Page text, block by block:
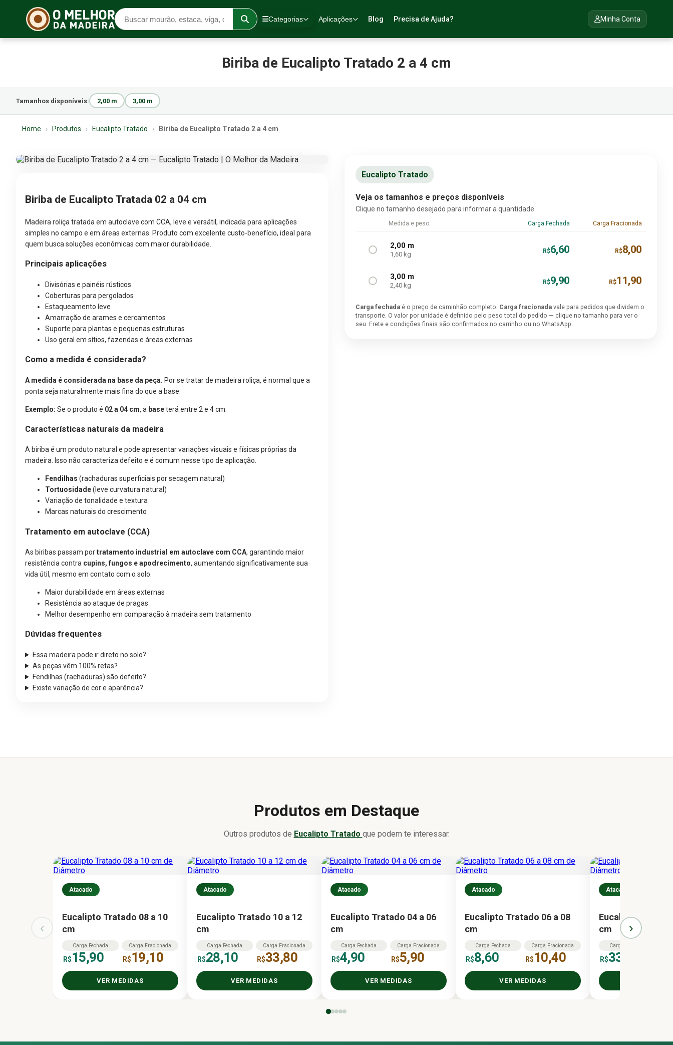
Categorias Aplicações Blog Precisa de Ajuda? Minha Conta
Biriba de Eucalipto Tratado 2 a 4 cm
Tamanhos disponíveis: 2,00 m 3,00 m
Home › Produtos › Eucalipto Tratado › Biriba de Eucalipto Tratado 2 a 4 cm
Biriba de Eucalipto Tratada 02 a 04 cm
Madeira roliça tratada em autoclave com CCA, leve e versátil, indicada para aplicações
simples no campo e em áreas externas. Produto com excelente custo-benefício, ideal para
quem busca soluções econômicas com maior durabilidade.
Principais aplicações
Divisórias e painéis rústicos
Coberturas para pergolados
Estaqueamento leve
Amarração de arames e cercamentos
Suporte para plantas e pequenas estruturas
Uso geral em sítios, fazendas e áreas externas
Como a medida é considerada?
A medida é considerada na base da peça. Por se tratar de madeira roliça, é normal que a
ponta seja naturalmente mais fina do que a base.
Exemplo: Se o produto é 02 a 04 cm, a baseterá entre 2 e 4 cm.
Características naturais da madeira
A biriba é um produto natural e pode apresentar variações visuais e físicas próprias da
madeira. Isso não caracteriza defeito e é comum nesse tipo de aplicação.
Fendilhas (rachaduras superficiais por secagem natural)
Tortuosidade(leve curvatura natural)
Variação de tonalidade e textura
Marcas naturais do crescimento
Tratamento em autoclave (CCA)
As biribas passam portratamento industrial em autoclave com CCA, garantindo maior
resistência contra cupins, fungos e apodrecimento, aumentando significativamente sua
vida útil, mesmo em contato com o solo.
Maior durabilidade em áreas externas
Resistência ao ataque de pragas
Melhor desempenho em comparação à madeira sem tratamento
Dúvidas frequentes
Essa madeira pode ir direto no solo?
As peças vêm 100% retas?
Fendilhas (rachaduras) são defeito?
Existe variação de cor e aparência?
Eucalipto Tratado
Veja os tamanhos e preços disponíveis
Clique no tamanho desejado para informar a quantidade.
Medida e peso Carga Fechada Carga Fracionada
2,00 m
1,60 kg R$6,60 R$8,00
3,00 m
2,40 kg R$9,90 R$11,90
Carga fechada é o preço de caminhão completo. Carga fracionada vale para pedidos que dividem o
transporte. O valor por unidade é definido pelo peso total do pedido — clique no tamanho para ver o
seu. Frete e condições finais são confirmados no carrinho ou no WhatsApp.
Produtos em Destaque
Outros produtos de Eucalipto Tratado que podem te interessar.
‹
Atacado
Eucalipto Tratado 08 a 10
cm
Carga Fechada
R$15,90
Carga Fracionada
R$19,10
VER MEDIDAS
Atacado
Eucalipto Tratado 10 a 12
cm
Carga Fechada
R$28,10
Carga Fracionada
R$33,80
VER MEDIDAS
Atacado
Eucalipto Tratado 04 a 06
cm
Carga Fechada
R$4,90
Carga Fracionada
R$5,90
VER MEDIDAS
Atacado
Eucalipto Tratado 06 a 08
cm
Carga Fechada
R$8,60
Carga Fracionada
R$10,40
VER MEDIDAS
Atacado
Eucalipto
cm
Carga
R$336,10
›